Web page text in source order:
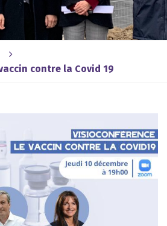
contre la Covid 19